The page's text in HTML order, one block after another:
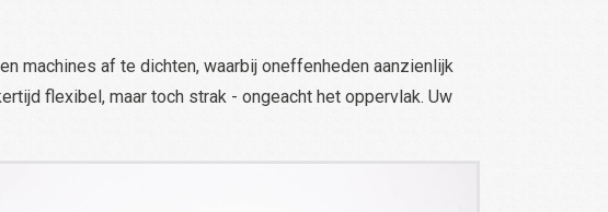
machines af te dichten, waarbij oneffenheden aanzienlijk
flexibel, maar toch strak - ongeacht het oppervlak. Uw